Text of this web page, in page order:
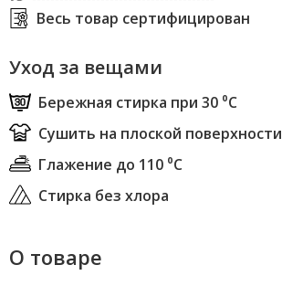
Весь товар сертифицирован
Уход за вещами
Бережная стирка при 30 ⁰С
Сушить на плоской поверхности
Глажение до 110 ⁰С
Стирка без хлора
О товаре